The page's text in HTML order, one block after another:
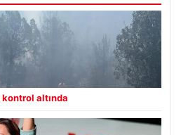
kontrol altında